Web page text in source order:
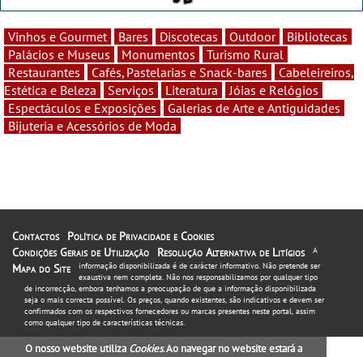
Vinhos e Gourmet Bares Discotecas Outdoor
Bibliotecas
Palácios e Museus
Monumentos
Turismo Rural
Restaurantes
Cafés, Pastelarias e Snack-bares
Cabeleireiros,
Estética e Beleza
Serviços Literatura
Jóias e Relógios
Espectáculos e Exposições
Galerias de Arte e Antiguidades
Bijuteria e Acessórios de Moda
Contactos
Política de Privacidade e Cookies
Condições Gerais de Utilização
Resolução Alternativa de Litígios
Mapa do Site
A
informação disponibilizada é de carácter informativo. Não pretende ser
exaustiva nem completa. Não nos responsabilizamos por qualquer tipo
de incorrecção, embora tenhamos a preocupação de que a informação disponibilizada
seja o mais correcta possível. Os preços, quando existentes, são indicativos e devem ser
confirmados com os respectivos fornecedores ou marcas presentes neste portal, assim
como qualquer tipo de características técnicas.
O nosso website utiliza Cookies. Ao navegar no website estará a